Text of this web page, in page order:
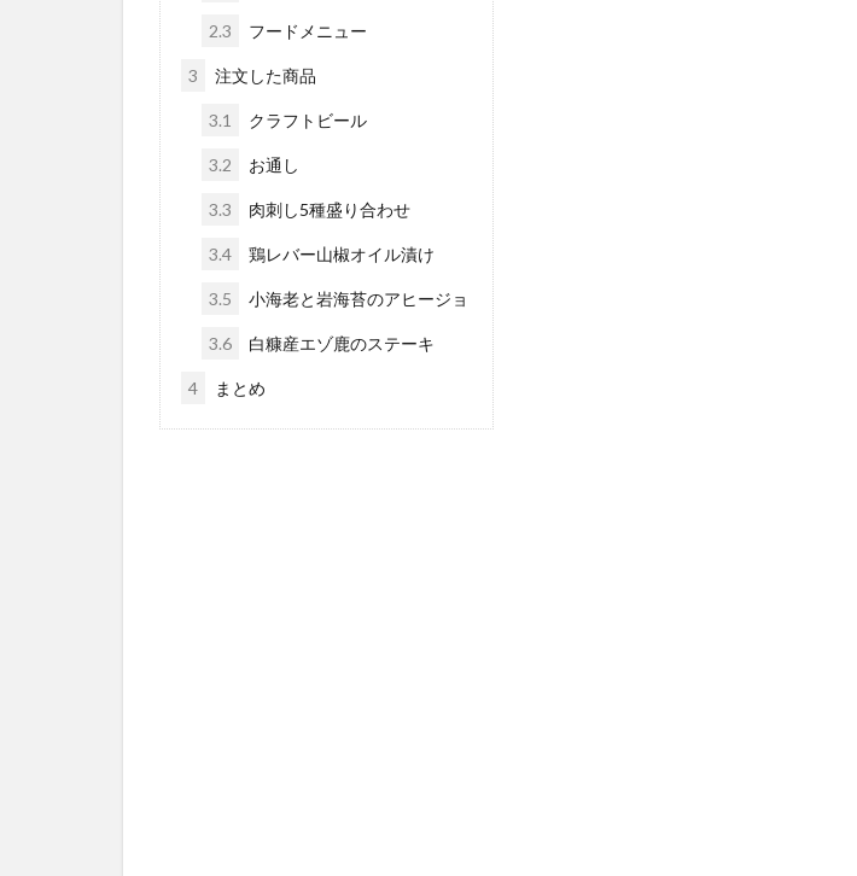
2.3 フードメニュー
3 注文した商品
3.1 クラフトビール
3.2 お通し
3.3 肉刺し5種盛り合わせ
3.4 鶏レバー山椒オイル漬け
3.5 小海老と岩海苔のアヒージョ
3.6 白糠産エゾ鹿のステーキ
4 まとめ